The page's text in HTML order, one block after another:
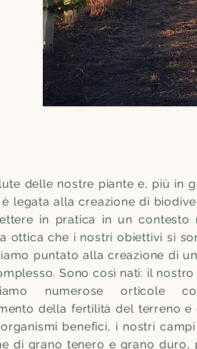
delle nostre piante e, più in
legata alla creazione di
in pratica in un contesto
ottica che i nostri obiettivi si
puntato alla creazione di
Sono così nati: il
numerose orticole
della fertilità del terreno
benefici, i nostri
di grano tenero e grano duro,